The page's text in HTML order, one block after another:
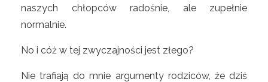
naszych chłopców radośnie, ale zupełnie
normalnie.
No i cóż w tej zwyczajności jest złego?
Nie trafiają do mnie argumenty rodziców, że dziś